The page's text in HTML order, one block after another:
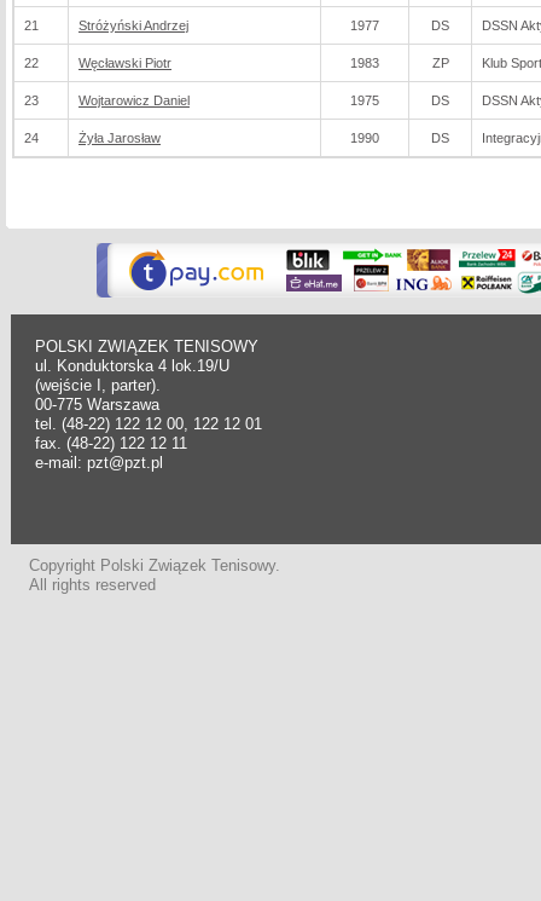
21 Stróżyński Andrzej 1977 DS DSSN
22 Węcławski Piotr 1983 ZP Klub
23 Wojtarowicz Daniel 1975 DS DSSN
24 Żyła Jarosław 1990 DS
POLSKI ZWIĄZEK TENISOWY
ul. Konduktorska 4 lok.19/U
(wejście I, parter).
00-775 Warszawa
tel. (48-22) 122 12 00, 122 12 01
fax. (48-22) 122 12 11
e-mail: pzt@pzt.pl
Copyright Polski Związek Tenisowy.
All rights reserved